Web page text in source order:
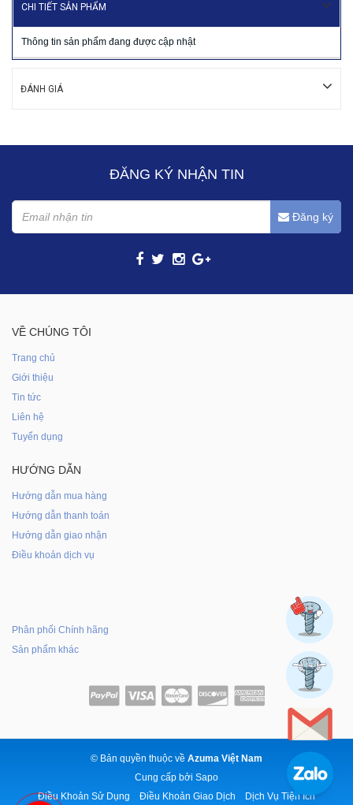
CHI TIẾT SẢN PHẨM
Thông tin sản phẩm đang được cập nhật
ĐÁNH GIÁ
ĐĂNG KÝ NHẬN TIN
Đăng ký
VỀ CHÚNG TÔI
Trang chủ
Giới thiệu
Tin tức
Liên hệ
Tuyển dụng
HƯỚNG DẪN
Hướng dẫn mua hàng
Hướng dẫn thanh toán
Hướng dẫn giao nhận
Điều khoản dịch vụ
Phân phối Chính hãng
Sản phẩm khác
© Bản quyền thuộc về Azuma Việt Nam
Cung cấp bởi Sapo
Điều Khoản Sử Dụng
Điều Khoản Giao Dịch Dịch Vụ Tiện Ích